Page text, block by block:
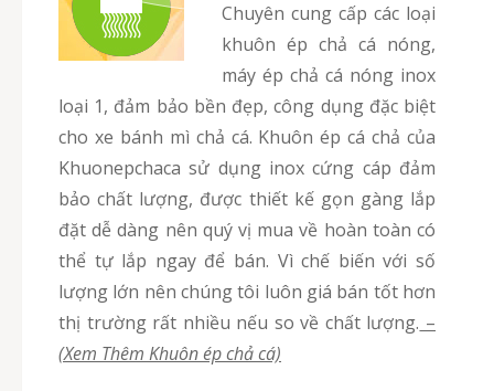
Chuyên cung cấp các loại
khuôn ép chả cá nóng,
máy ép chả cá nóng inox
loại 1, đảm bảo bền đẹp, công dụng đặc biệt
cho xe bánh mì chả cá. Khuôn ép cá chả của
Khuonepchaca sử dụng inox cứng cáp đảm
bảo chất lượng, được thiết kế gọn gàng lắp
đặt dễ dàng nên quý vị mua về hoàn toàn có
thể tự lắp ngay để bán. Vì chế biến với số
lượng lớn nên chúng tôi luôn giá bán tốt hơn
thị trường rất nhiều nếu so về chất lượng. –
(Xem Thêm Khuôn ép chả cá)